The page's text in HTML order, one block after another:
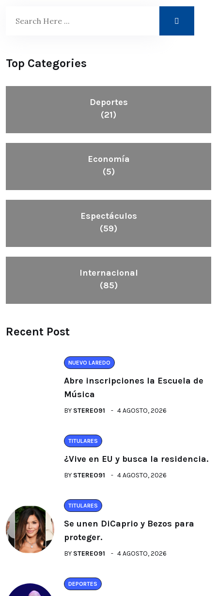
Top Categories
Deportes
(21)
Economía
(5)
Espectáculos
(59)
Internacional
(85)
Recent Post
NUEVO LAREDO
Abre inscripciones la Escuela de
Música
BY STEREO91 4 AGOSTO, 2026
TITULARES
¿Vive en EU y busca la residencia.
BY STEREO91 4 AGOSTO, 2026
TITULARES
Se unen DiCaprio y Bezos para
proteger.
BY STEREO91 4 AGOSTO, 2026
DEPORTES